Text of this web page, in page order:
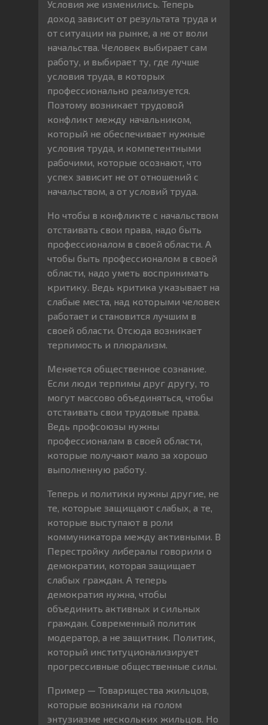
Условия же изменились. Теперь
доход зависит от результата труда и
от ситуации на рынке, а не от воли
начальства. Человек выбирает сам
работу, и выбирает ту, где лучше
условия труда, в которых
профессионально реализуется.
Поэтому возникает трудовой
конфликт между начальником,
который не обеспечивает нужные
условия труда, и компетентными
рабочими, которые осознают, что
успех зависит не от отношений с
начальством, а от условий труда.
Но чтобы в конфликте с начальством
отстаивать свои права, надо быть
профессионалом в своей области. А
чтобы быть профессионалом в своей
области, надо уметь воспринимать
критику. Ведь критика указывает на
слабые места, над которыми человек
работает и становится лучшим в
своей области. Отсюда возникает
терпимость и плюрализм.
Меняется общественное сознание.
Если люди терпимы друг другу, то
могут массово объединяться, чтобы
отстаивать свои трудовые права.
Ведь профсоюзы нужны
профессионалам в своей области,
которые получают мало за хорошо
выполненную работу.
Теперь и политики нужны другие, не
те, которые защищают слабых, а те,
которые выступают в роли
коммуникатора между активными. В
Перестройку либералы говорили о
демократии, которая защищает
слабых граждан. А теперь
демократия нужна, чтобы
объединить активных и сильных
граждан. Современный политик
модератор, а не защитник. Политик,
который институционализирует
прогрессивные общественные силы.
Пример — Товарищества жильцов,
которые возникали на голом
энтузиазме нескольких жильцов. Но